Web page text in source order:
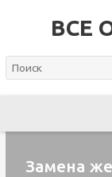
ВСЕ
Замена